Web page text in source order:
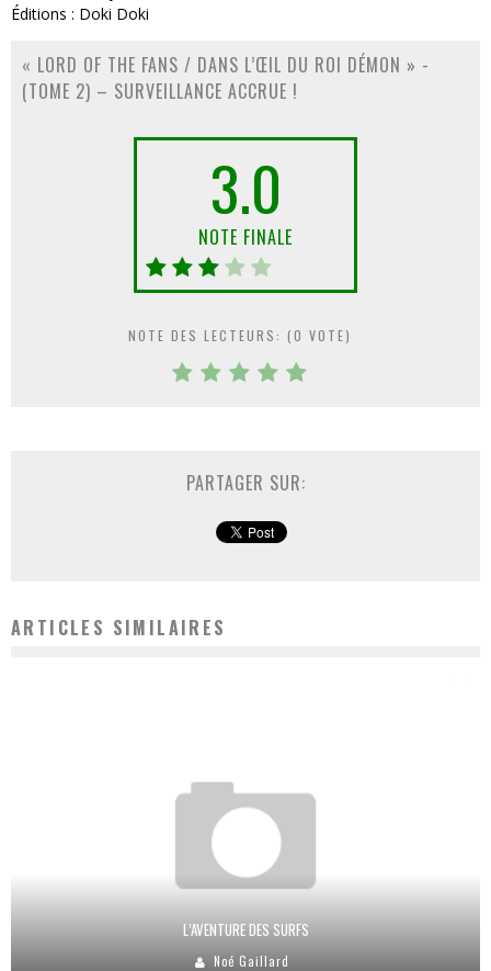
Éditions : Doki Doki
« LORD OF THE FANS / DANS L’ŒIL DU ROI DÉMON » -
(TOME 2) – SURVEILLANCE ACCRUE !
3.0
NOTE FINALE
NOTE DES LECTEURS: (0 VOTE)
PARTAGER SUR:
ARTICLES SIMILAIRES
L’AVENTURE DES SURFS
Noé Gaillard